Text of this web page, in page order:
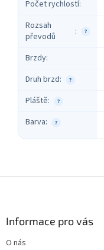
Počet rychlostí:
?
Rozsah
převodů
:
Brzdy:
?
Druh brzd:
?
Pláště:
?
Barva:
Informace pro vás
O nás